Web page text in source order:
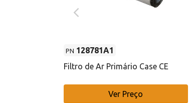
PN 128781A1
Filtro de Ar Primário Case CE
Ver Preço